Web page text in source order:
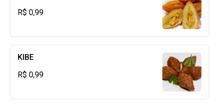
R$ 0,99
KIBE
R$ 0,99